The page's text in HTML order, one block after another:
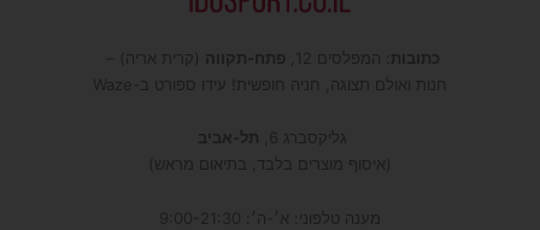
כתובות : המפלסים 12, פתח-תקווה (קרית אריה) –
חנות ואולם תצוגה, חניה חופשית! עידו ספורט ב-Waze
גליקסברג 6,
תל-אביב
(איסוף מוצרים בלבד, בתיאום מראש)
מענה טלפוני: א׳-ה׳: 9:00-21:30